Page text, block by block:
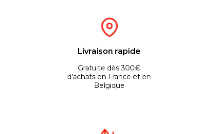
Livraison rapide
Gratuite dès 300€
d’achats en France et en
Belgique